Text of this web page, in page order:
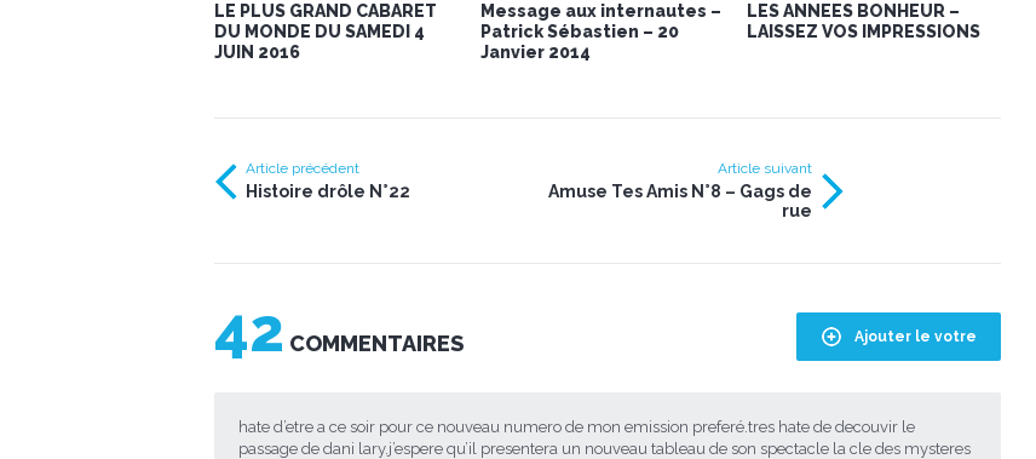
LE PLUS GRAND CABARET
DU MONDE DU SAMEDI 4
JUIN 2016
Message aux internautes –
Patrick Sébastien – 20
Janvier 2014
LES ANNEES BONHEUR –
LAISSEZ VOS IMPRESSIONS
Article précédent
Histoire drôle N°22
Article suivant
Amuse Tes Amis N°8 – Gags de
rue
Ajouter le votre
42 COMMENTAIRES
hate d’etre a ce soir pour ce nouveau numero de mon emission preferé.tres hate de decouvir le
passage de dani lary.j’espere qu’il presentera un nouveau tableau de son spectacle la cle des mysteres